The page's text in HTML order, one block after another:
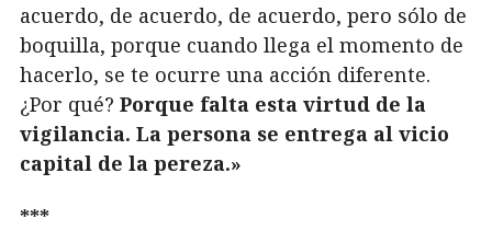
acuerdo, de acuerdo, de acuerdo, pero sólo de
boquilla, porque cuando llega el momento de
hacerlo, se te ocurre una acción diferente.
¿Por qué? Porque falta esta virtud de la
vigilancia. La persona se entrega al vicio
capital de la pereza.»
***